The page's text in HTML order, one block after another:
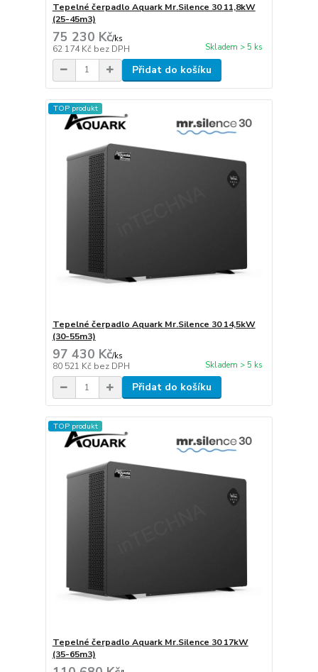
Tepelné čerpadlo Aquark Mr.Silence 30 11,8kW
(25-45m3)
75 230 Kč/ks
62 174 Kč bez DPH Skladem > 5 ks
Přidat do košíku
TOP produkt
Tepelné čerpadlo Aquark Mr.Silence 30 14,5kW
(30-55m3)
97 430 Kč/ks
80 521 Kč bez DPH Skladem > 5 ks
Přidat do košíku
TOP produkt
Tepelné čerpadlo Aquark Mr.Silence 30 17kW
(35-65m3)